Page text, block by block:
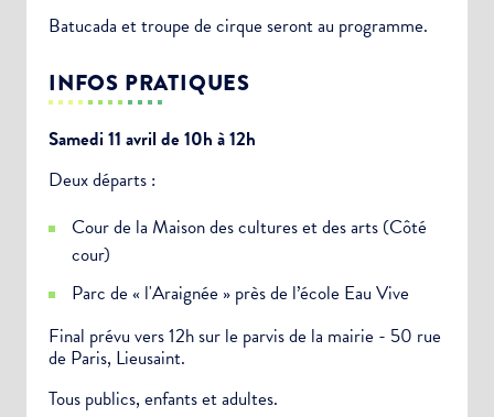
Batucada et troupe de cirque seront au programme.
INFOS PRATIQUES
Samedi 11 avril de 10h à 12h
Deux départs :
Cour de la Maison des cultures et des arts (Côté
cour)
Parc de « l'Araignée » près de l’école Eau Vive
Final prévu vers 12h sur le parvis de la mairie - 50 rue
de Paris, Lieusaint.
Tous publics, enfants et adultes.